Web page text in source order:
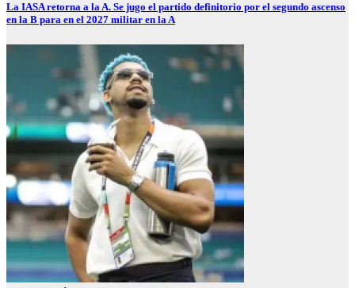
La IASA retorna a la A. Se jugo el partido definitorio por el segundo ascenso
en la B para en el 2027 militar en la A